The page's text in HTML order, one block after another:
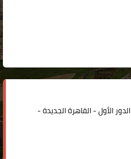
مدينة الرحاب المبنى الإداري مكتب 106 الدور الأول - القاهرة الجديدة -